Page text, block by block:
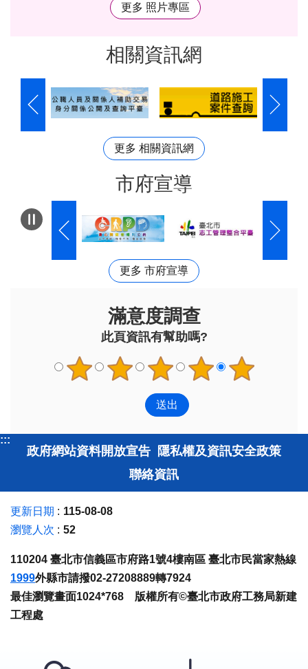
更多 照片專區
相關資訊網
更多 相關資訊網
市府宣導
更多 市府宣導
滿意度調查
此頁資訊有幫助嗎?
:::
政府網站資料開放宣告 隱私權及資訊安全政策
聯絡資訊
更新日期
115-08-08
瀏覽人次
52
110204 臺北市信義區市府路1號4樓南區 臺北市民當家熱線
1999外縣市請撥02-27208889轉7924
最佳瀏覽畫面1024*768 版權所有©臺北市政府工務局新建
工程處